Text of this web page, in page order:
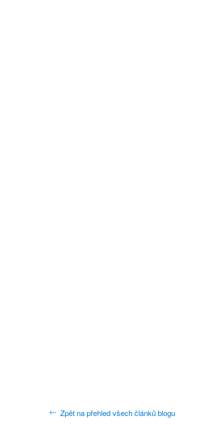
Zpět na přehled všech článků blogu